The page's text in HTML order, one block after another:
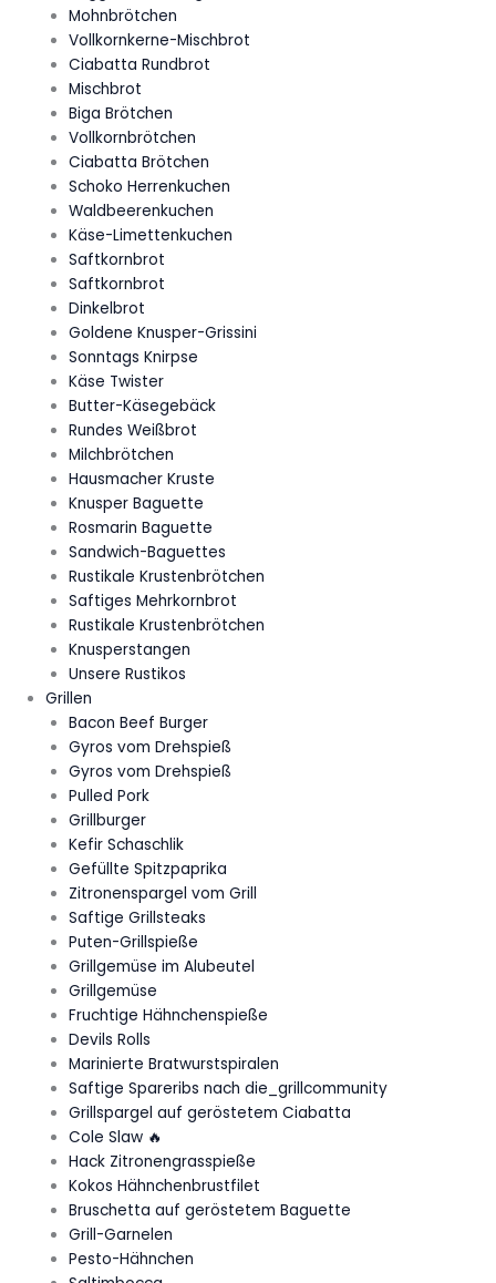
Mohnbrötchen
Vollkornkerne-Mischbrot
Ciabatta Rundbrot
Mischbrot
Biga Brötchen
Vollkornbrötchen
Ciabatta Brötchen
Schoko Herrenkuchen
Waldbeerenkuchen
Käse-Limettenkuchen
Saftkornbrot
Saftkornbrot
Dinkelbrot
Goldene Knusper-Grissini
Sonntags Knirpse
Käse Twister
Butter-Käsegebäck
Rundes Weißbrot
Milchbrötchen
Hausmacher Kruste
Knusper Baguette
Rosmarin Baguette
Sandwich-Baguettes
Rustikale Krustenbrötchen
Saftiges Mehrkornbrot
Rustikale Krustenbrötchen
Knusperstangen
Unsere Rustikos
Grillen
Bacon Beef Burger
Gyros vom Drehspieß
Gyros vom Drehspieß
Pulled Pork
Grillburger
Kefir Schaschlik
Gefüllte Spitzpaprika
Zitronenspargel vom Grill
Saftige Grillsteaks
Puten-Grillspieße
Grillgemüse im Alubeutel
Grillgemüse
Fruchtige Hähnchenspieße
Devils Rolls
Marinierte Bratwurstspiralen
Saftige Spareribs nach die_grillcommunity
Grillspargel auf geröstetem Ciabatta
Cole Slaw 🔥
Hack Zitronengrasspieße
Kokos Hähnchenbrustfilet
Bruschetta auf geröstetem Baguette
Grill-Garnelen
Pesto-Hähnchen